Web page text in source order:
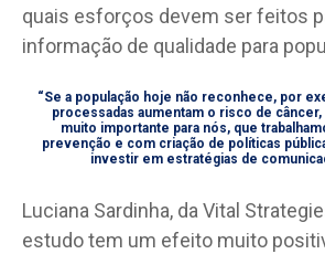
quais esforços devem ser feitos
informação de qualidade para
“Se a população hoje não reconhece, por
processadas aumentam o risco de
muito importante para nós, que
prevenção e com criação de políticas
investir em estratégias de
Luciana Sardinha, da Vital
estudo tem um efeito muito